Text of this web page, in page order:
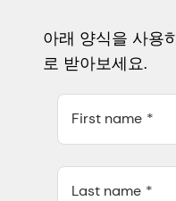
아래 양식을 사용
로 받아보세요.
First name
Last name